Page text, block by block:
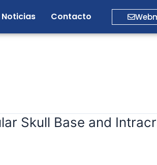
Noticias Contacto
Skull Base and